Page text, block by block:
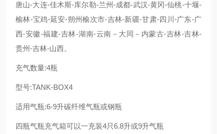
唐山-大连-佳木斯-库尔勒-兰州-成都-武汉-黄冈-仙桃-十堰-
榆林-宝鸡-延安-朔州榆次市-吉林-新疆-甘肃-四川-广东-广
西-安徽-福建-吉林-湖南-云南－大同－内蒙古-吉林-吉林-
贵州-吉林-山西。
充气数量:4瓶
型号:TANK-BOX4
适用气瓶:6-9升碳纤维气瓶或钢瓶
四瓶气瓶充气箱可以一充装4只6.8升或9升气瓶